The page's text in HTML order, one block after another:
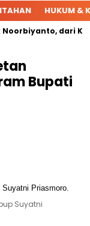
HUKUM &
dari Ketua
Bupati
Suyatni